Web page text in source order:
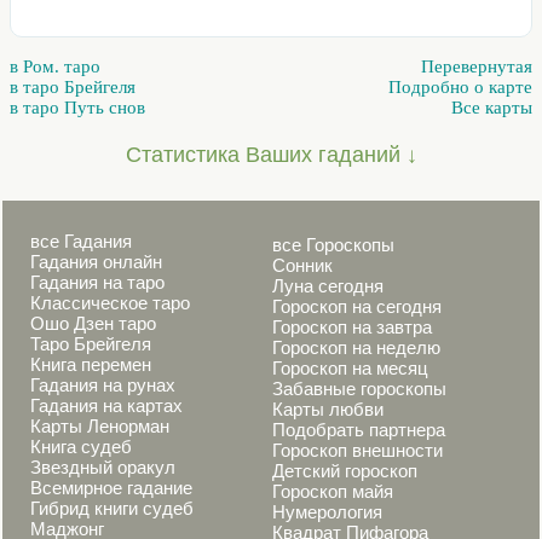
в Ром. таро
в таро Брейгеля
в таро Путь снов
Перевернутая
Подробно о карте
Все карты
Статистика Ваших гаданий ↓
все Гадания
Гадания онлайн
Гадания на таро
Классическое таро
Ошо Дзен таро
Таро Брейгеля
Книга перемен
Гадания на рунах
Гадания на картах
Карты Ленорман
Книга судеб
Звездный оракул
Всемирное гадание
Гибрид книги судеб
Маджонг
все Гороскопы
Сонник
Луна сегодня
Гороскоп на сегодня
Гороскоп на завтра
Гороскоп на неделю
Гороскоп на месяц
Забавные гороскопы
Карты любви
Подобрать партнера
Гороскоп внешности
Детский гороскоп
Гороскоп майя
Нумерология
Квадрат Пифагора